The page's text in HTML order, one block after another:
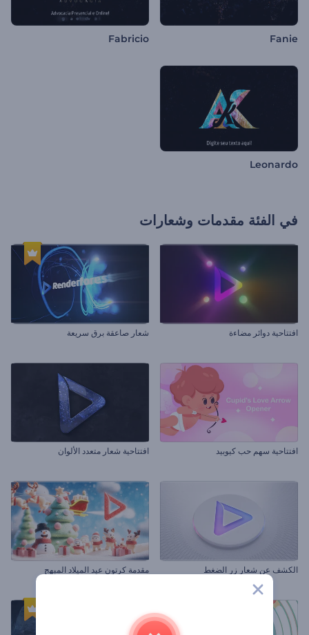
Fanie
Fabricio
Leonardo
في الفئة مقدمات وشعارات
افتتاحية دوائر مضاءة شعار صاعقة برق سريعة
افتتاحية سهم حب كيوبيد افتتاحية شعار متعدد الألوان
الكشف عن شعار زر الضغط مقدمة كرتون عيد الميلاد المبهج